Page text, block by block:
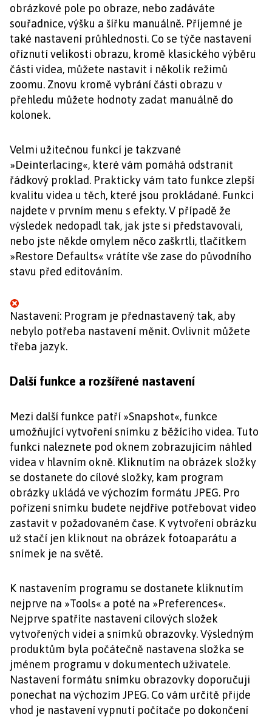
obrázkové pole po obraze, nebo zadáváte
souřadnice, výšku a šířku manuálně. Příjemné je
také nastavení průhlednosti. Co se týče nastavení
oříznutí velikosti obrazu, kromě klasického výběru
části videa, můžete nastavit i několik režimů
zoomu. Znovu kromě vybrání části obrazu v
přehledu můžete hodnoty zadat manuálně do
kolonek.
Velmi užitečnou funkcí je takzvané
»Deinterlacing«, které vám pomáhá odstranit
řádkový proklad. Prakticky vám tato funkce zlepší
kvalitu videa u těch, které jsou prokládané. Funkci
najdete v prvním menu s efekty. V případě že
výsledek nedopadl tak, jak jste si představovali,
nebo jste někde omylem něco zaškrtli, tlačítkem
»Restore Defaults« vrátíte vše zase do původního
stavu před editováním.
Nastavení: Program je přednastavený tak, aby
nebylo potřeba nastavení měnit. Ovlivnit můžete
třeba jazyk.
Další funkce a rozšířené nastavení
Mezi další funkce patří »Snapshot«, funkce
umožňující vytvoření snímku z běžícího videa. Tuto
funkci naleznete pod oknem zobrazujícím náhled
videa v hlavním okně. Kliknutím na obrázek složky
se dostanete do cílové složky, kam program
obrázky ukládá ve výchozím formátu JPEG. Pro
pořízení snímku budete nejdříve potřebovat video
zastavit v požadovaném čase. K vytvoření obrázku
už stačí jen kliknout na obrázek fotoaparátu a
snímek je na světě.
K nastavením programu se dostanete kliknutím
nejprve na »Tools« a poté na »Preferences«.
Nejprve spatříte nastavení cílových složek
vytvořených videí a snímků obrazovky. Výsledným
produktům byla počátečně nastavena složka se
jménem programu v dokumentech uživatele.
Nastavení formátu snímku obrazovky doporučuji
ponechat na výchozím JPEG. Co vám určitě přijde
vhod je nastavení vypnutí počítače po dokončení